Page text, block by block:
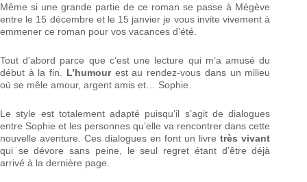
Même si une grande partie de ce roman se passe à Mégève
entre le 15 décembre et le 15 janvier je vous invite vivement à
emmener ce roman pour vos vacances d’été.
Tout d’abord parce que c’est une lecture qui m’a amusé du
début à la fin. L’humourest au rendez-vous dans un milieu
où se mêle amour, argent amis et… Sophie.
Le style est totalement adapté puisqu’il s’agit de dialogues
entre Sophie et les personnes qu’elle va rencontrer dans cette
nouvelle aventure. Ces dialogues en font un livretrès vivant
qui se dévore sans peine, le seul regret étant d’être déjà
arrivé à la dernière page.